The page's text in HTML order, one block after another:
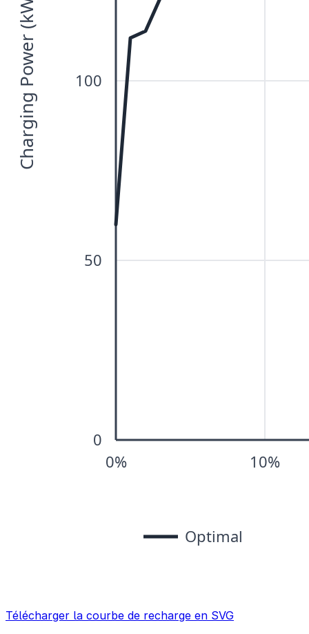
Télécharger la courbe de recharge en SVG